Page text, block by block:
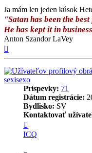
Ja mám len jeden kúsok
"Satan has been the
He has kept it in
Anton Szandor LaVey
sexisexo
Príspevky: 71
Dátum registrácie:
Bydlisko: SV
Kontaktovať
informácie
užívateľa
ICQ